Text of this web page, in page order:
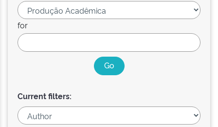
for
Current filters: